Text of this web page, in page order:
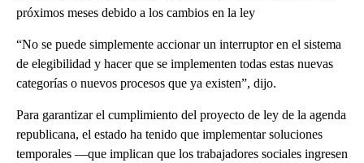
próximos meses debido a los cambios en la ley
“No se puede simplemente accionar un interruptor en el sistema
de elegibilidad y hacer que se implementen todas estas nuevas
categorías o nuevos procesos que ya existen”, dijo.
Para garantizar el cumplimiento del proyecto de ley de la agenda
republicana, el estado ha tenido que implementar soluciones
temporales —que implican que los trabajadores sociales ingresen